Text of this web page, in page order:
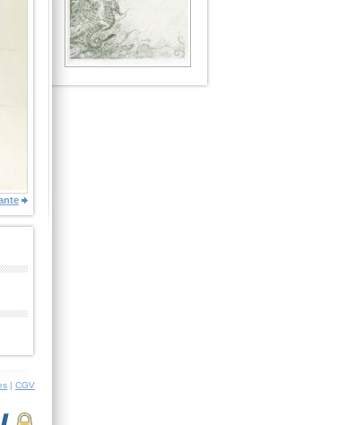
| CGV